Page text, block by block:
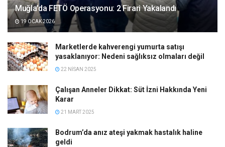
Muğla’da FETÖ Operasyonu: 2 Firari Yakalandı
19 OCAK 2026
Marketlerde kahverengi yumurta satışı
yasaklanıyor: Nedeni sağlıksız olmaları değil
22 NISAN 2025
Çalışan Anneler Dikkat: Süt İzni Hakkında Yeni
Karar
21 MART 2025
Bodrum’da anız ateşi yakmak hastalık haline
geldi